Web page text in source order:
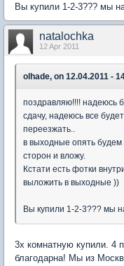
Вы купили 1-2-3??? мы
natalochka
12 Apr 2011
olhade, on 12.04.2011 -
поздравляю!!!! надеюсь
сдачу, надеюсь все
переезжать..
в выходные опять будем
сторон и вложу.
Кстати есть фотки
выложить в выходные ))
Вы купили 1-2-3??? мы
3х комнатную купили. 4
благодарна! Мы из